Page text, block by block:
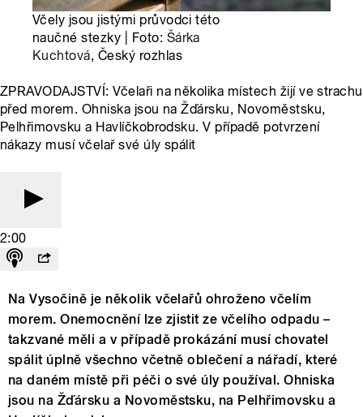
Včely jsou jistými průvodci této
naučné stezky | Foto: Šárka
Kuchtová, Český rozhlas
ZPRAVODAJSTVÍ: Včelaři na několika místech žijí ve strachu
před morem. Ohniska jsou na Žďársku, Novoměstsku,
Pelhřimovsku a Havlíčkobrodsku. V případě potvrzení
nákazy musí včelař své úly spálit
2:00
Na Vysočině je několik včelařů ohroženo včelím
morem. Onemocnění lze zjistit ze včelího odpadu –
takzvané měli a v případě prokázání musí chovatel
spálit úplně všechno včetně oblečení a nářadí, které
na daném místě při péči o své úly používal. Ohniska
jsou na Žďársku a Novoměstsku, na Pelhřimovsku a